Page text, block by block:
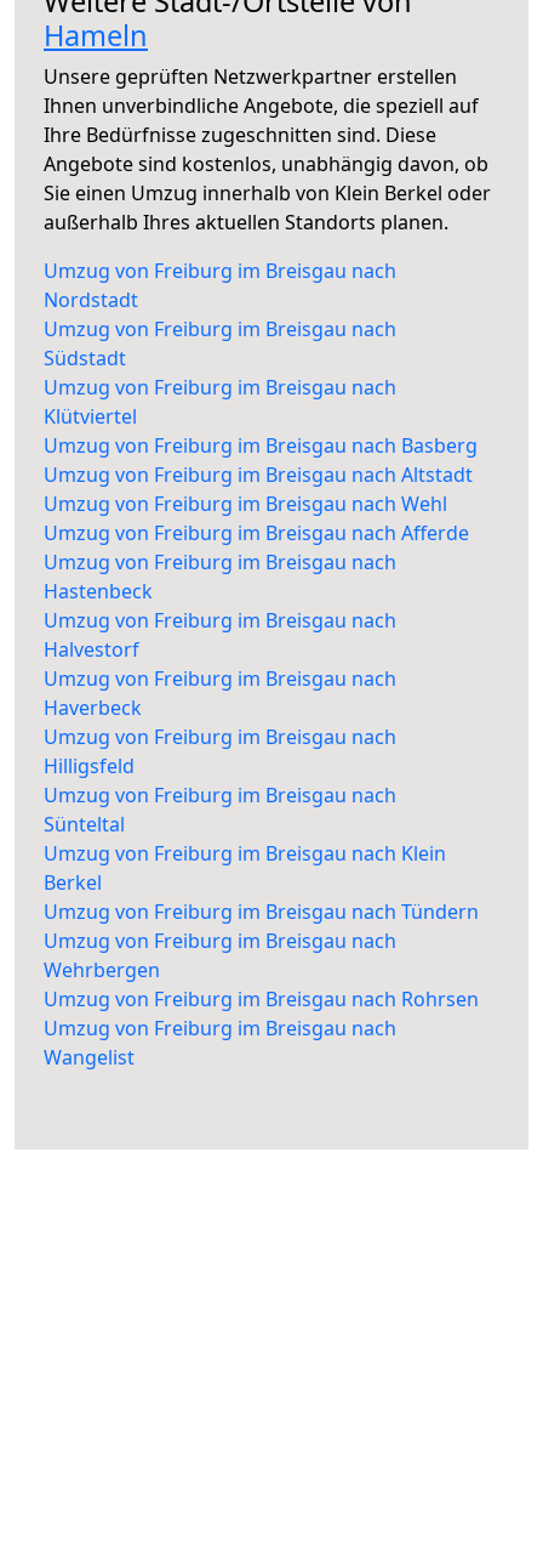
Hameln
Unsere geprüften Netzwerkpartner erstellen
Ihnen unverbindliche Angebote, die speziell auf
Ihre Bedürfnisse zugeschnitten sind. Diese
Angebote sind kostenlos, unabhängig davon, ob
Sie einen Umzug innerhalb von Klein Berkel oder
außerhalb Ihres aktuellen Standorts planen.
Umzug von Freiburg im Breisgau nach
Nordstadt
Umzug von Freiburg im Breisgau nach
Südstadt
Umzug von Freiburg im Breisgau nach
Klütviertel
Umzug von Freiburg im Breisgau nach Basberg
Umzug von Freiburg im Breisgau nach Altstadt
Umzug von Freiburg im Breisgau nach Wehl
Umzug von Freiburg im Breisgau nach Afferde
Umzug von Freiburg im Breisgau nach
Hastenbeck
Umzug von Freiburg im Breisgau nach
Halvestorf
Umzug von Freiburg im Breisgau nach
Haverbeck
Umzug von Freiburg im Breisgau nach
Hilligsfeld
Umzug von Freiburg im Breisgau nach
Sünteltal
Umzug von Freiburg im Breisgau nach Klein
Berkel
Umzug von Freiburg im Breisgau nach Tündern
Umzug von Freiburg im Breisgau nach
Wehrbergen
Umzug von Freiburg im Breisgau nach Rohrsen
Umzug von Freiburg im Breisgau nach
Wangelist